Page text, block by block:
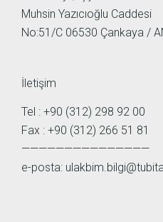
Muhsin Yazıcıoğlu Caddesi
No:51/C 06530 Çankaya /
İletişim
Tel : +90 (312) 298 92 00
Fax : +90 (312) 266 51 81
———————————————
e-posta: